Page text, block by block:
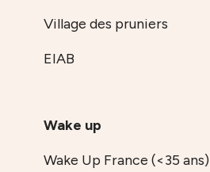
Village des pruniers
EIAB
Wake up
Wake Up France (<35 ans)